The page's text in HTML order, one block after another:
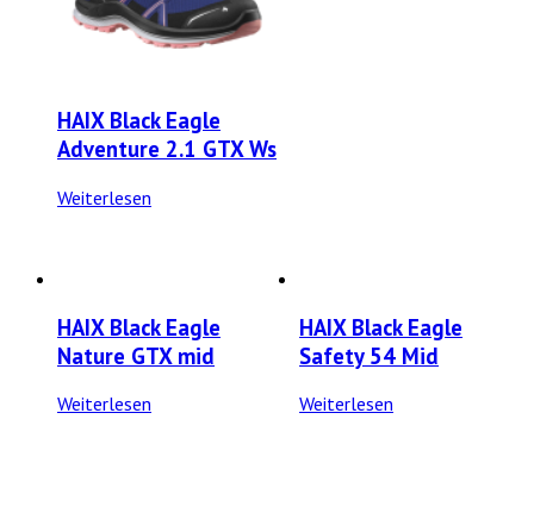
HAIX Black Eagle
Adventure 2.1 GTX Ws
Weiterlesen
HAIX Black Eagle
Nature GTX mid
Weiterlesen
HAIX Black Eagle
Safety 54 Mid
Weiterlesen